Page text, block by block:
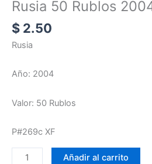
Rusia 50 Rublos
$ 2.50
Rusia
Año: 2004
Valor: 50 Rublos
P#269c XF
Añadir al carrito